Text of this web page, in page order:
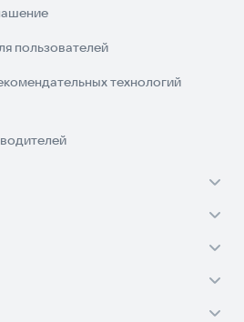
пользователей
технологий